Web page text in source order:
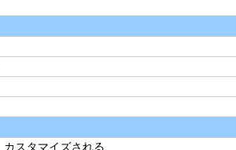
カスタマイズされる